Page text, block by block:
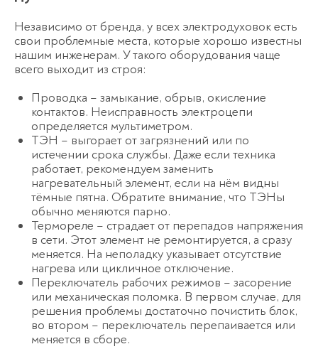
Независимо от бренда, у всех электродуховок есть
свои проблемные места, которые хорошо известны
нашим инженерам. У такого оборудования чаще
всего выходит из строя:
Проводка – замыкание, обрыв, окисление
контактов. Неисправность электроцепи
определяется мультиметром.
ТЭН – выгорает от загрязнений или по
истечении срока службы. Даже если техника
работает, рекомендуем заменить
нагревательный элемент, если на нём видны
тёмные пятна. Обратите внимание, что ТЭНы
обычно меняются парно.
Термореле – страдает от перепадов напряжения
в сети. Этот элемент не ремонтируется, а сразу
меняется. На неполадку указывает отсутствие
нагрева или цикличное отключение.
Переключатель рабочих режимов – засорение
или механическая поломка. В первом случае, для
решения проблемы достаточно почистить блок,
во втором – переключатель перепаивается или
меняется в сборе.